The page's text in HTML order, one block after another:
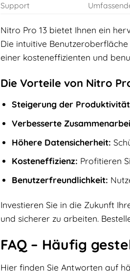
Support
Nitro Pro 13 bietet Ihnen ein
Die intuitive
einer kosteneffizienten und
Die Vorteile von Nitro
Steigerung der
Verbesserte
Höhere Datensicherheit:
Kosteneffizienz: Profitieren
Benutzerfreundlichkeit:
Investieren Sie in die Zukunft
und sicherer zu arbeiten.
FAQ – Häufig
Hier finden Sie Antworten auf